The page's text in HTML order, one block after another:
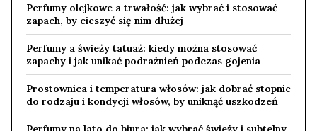
Perfumy olejkowe a trwałość: jak wybrać i stosować
zapach, by cieszyć się nim dłużej
Perfumy a świeży tatuaż: kiedy można stosować
zapachy i jak unikać podrażnień podczas gojenia
Prostownica i temperatura włosów: jak dobrać stopnie
do rodzaju i kondycji włosów, by uniknąć uszkodzeń